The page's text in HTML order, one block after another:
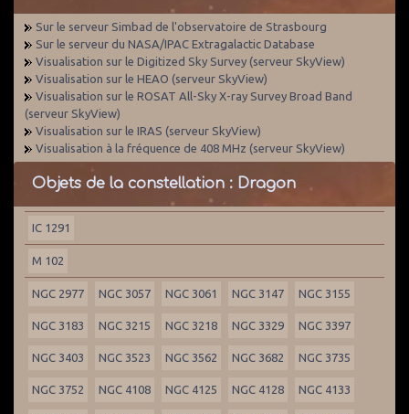
Sur le serveur Simbad de l'observatoire de Strasbourg
Sur le serveur du NASA/IPAC Extragalactic Database
Visualisation sur le Digitized Sky Survey (serveur SkyView)
Visualisation sur le HEAO (serveur SkyView)
Visualisation sur le ROSAT All-Sky X-ray Survey Broad Band
(serveur SkyView)
Visualisation sur le IRAS (serveur SkyView)
Visualisation à la fréquence de 408 MHz (serveur SkyView)
Objets de la constellation : Dragon
IC 1291
M 102
NGC 2977 NGC 3057 NGC 3061 NGC 3147 NGC 3155
NGC 3183 NGC 3215 NGC 3218 NGC 3329 NGC 3397
NGC 3403 NGC 3523 NGC 3562 NGC 3682 NGC 3735
NGC 3752 NGC 4108 NGC 4125 NGC 4128 NGC 4133